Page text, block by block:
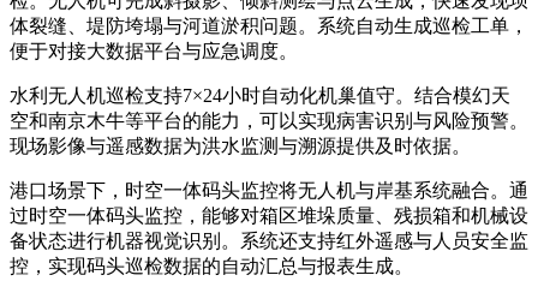
体裂缝、堤防垮塌与河道淤积问题。系统自动生成巡检工单，
便于对接大数据平台与应急调度。
水利无人机巡检支持7×24小时自动化机巢值守。结合模幻天
空和南京木牛等平台的能力，可以实现病害识别与风险预警。
现场影像与遥感数据为洪水监测与溯源提供及时依据。
港口场景下，时空一体码头监控将无人机与岸基系统融合。通
过时空一体码头监控，能够对箱区堆垛质量、残损箱和机械设
备状态进行机器视觉识别。系统还支持红外遥感与人员安全监
控，实现码头巡检数据的自动汇总与报表生成。